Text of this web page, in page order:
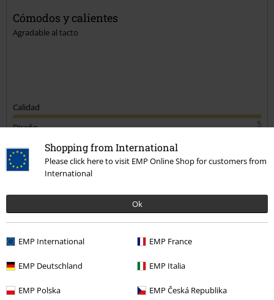
Shopping from International
Please click here to visit EMP Online Shop for customers from
International
Ok
EMP International EMP France
EMP Deutschland EMP Italia
EMP Polska EMP Česká Republika
Enviar comentario
Cómodos y calientes
Agradable al tacto
Calidad
5
Diseño
Ajuste
5
Comentario